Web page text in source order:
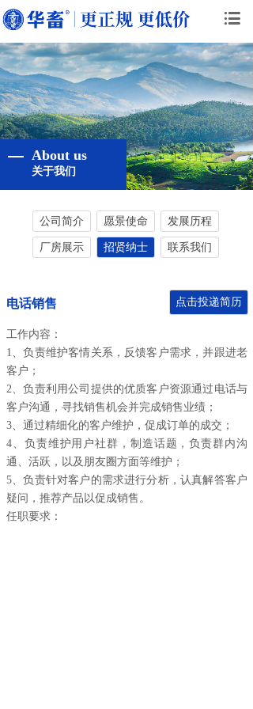
关于我们
About us
公司简介 发展历程
联系我们
愿景使命
厂房展示 招贤纳士
点击投递简历
电话销售
工作内容：
1、负责维护客情关系，反馈客户需求，并跟进老
客户；
2、负责利用公司提供的优质客户资源通过电话与
客户沟通，寻找销售机会并完成销售业绩；
3、通过精细化的客户维护，促成订单的成交；
4、负责维护用户社群，制造话题，负责群内沟
通、活跃，以及朋友圈方面等维护；
5、负责针对客户的需求进行分析，认真解答客户
疑问，推荐产品以促成销售。
任职要求：